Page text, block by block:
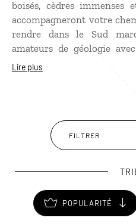
boisés, cèdres immenses
accompagneront votre
rendre dans le Sud
amateurs de géologie
minerais de la région :
Lire plus
FILTRER
POPULARITÉ